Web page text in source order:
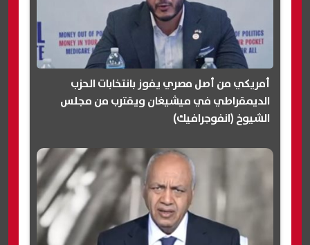
أمريكي من أصل مصري يفوز بانتخابات الحزب
الديمقراطي في ميشيغان ويقترب من مجلس
الشيوخ (انفوجرافيك)